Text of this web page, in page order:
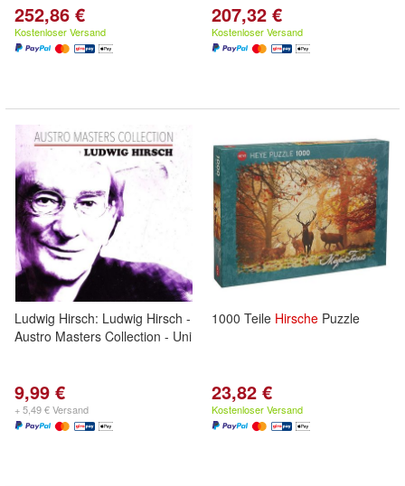
252,86 €
Kostenloser Versand
207,32 €
Kostenloser Versand
Ludwig Hirsch: Ludwig Hirsch -
Austro Masters Collection - Uni
9,99 €
+ 5,49 € Versand
1000 Teile Hirsche Puzzle
23,82 €
Kostenloser Versand